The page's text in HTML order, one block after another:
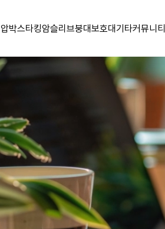
압박스타킹암슬리브붕대보호대기타커뮤니티